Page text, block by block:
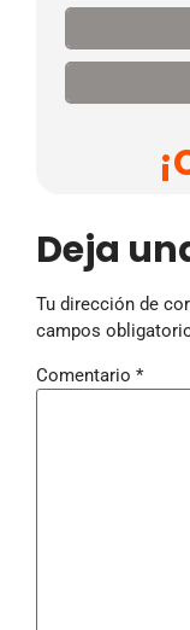
Deja
Tu dirección de
campos
Comentario *